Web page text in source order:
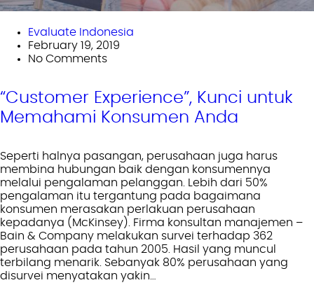
Evaluate Indonesia
February 19, 2019
No Comments
“Customer Experience”, Kunci untuk
Memahami Konsumen Anda
Seperti halnya pasangan, perusahaan juga harus
membina hubungan baik dengan konsumennya
melalui pengalaman pelanggan. Lebih dari 50%
pengalaman itu tergantung pada bagaimana
konsumen merasakan perlakuan perusahaan
kepadanya (McKinsey). Firma konsultan manajemen –
Bain & Company melakukan survei terhadap 362
perusahaan pada tahun 2005. Hasil yang muncul
terbilang menarik. Sebanyak 80% perusahaan yang
disurvei menyatakan yakin…